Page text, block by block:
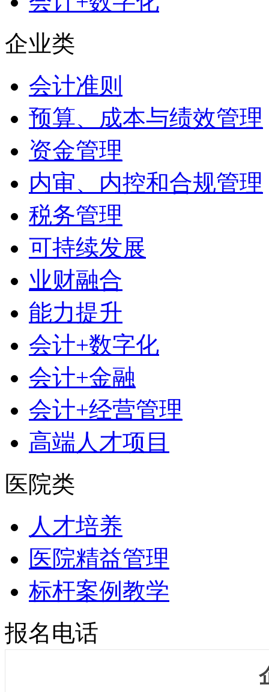
企业类
会计准则
预算、成本与绩效管理
资金管理
内审、内控和合规管理
税务管理
可持续发展
业财融合
能力提升
会计+数字化
会计+金融
会计+经营管理
高端人才项目
医院类
人才培养
医院精益管理
标杆案例教学
报名电话